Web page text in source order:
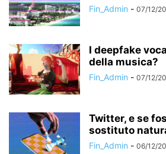
Fin_Admin - 07/12/
I deepfake
della musica?
Fin_Admin - 07/12/
Twitter, e se
sostituto
Fin_Admin - 06/12/